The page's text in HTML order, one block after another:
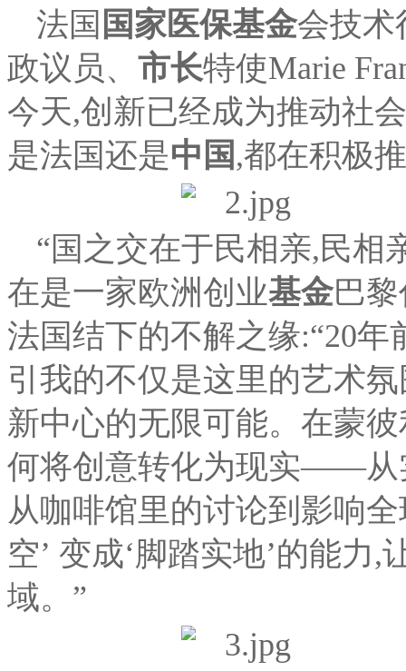
法国 国家医保基金会技术
政议员、 市长特使Marie
今天,创新已经成为推动社
是法国还是中国 ,都在积极
“国之交在于民相亲,民相
在是一家欧洲创业基金巴
法国结下的不解之缘:“20
引我的不仅是这里的艺术
新中心的无限可能。在蒙
何将创意转化为现实——从
从咖啡馆里的讨论到影响
空’ 变成‘脚踏实地’的能力
域。”